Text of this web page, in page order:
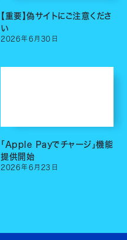
【重要】偽サイトにご注意くださ
い
2026年6月 30 日
「Apple Payでチャージ」機能
提供開始
2026年6 月 23 日